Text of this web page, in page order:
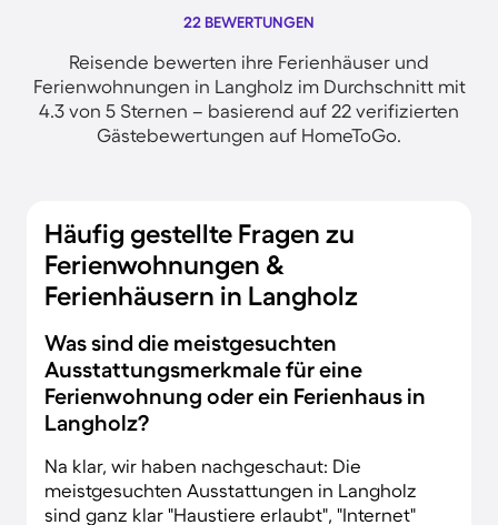
22 BEWERTUNGEN
Reisende bewerten ihre Ferienhäuser und
Ferienwohnungen in Langholz im Durchschnitt mit
4.3 von 5 Sternen – basierend auf 22 verifizierten
Gästebewertungen auf HomeToGo.
Häufig gestellte Fragen zu
Ferienwohnungen &
Ferienhäusern in Langholz
Was sind die meistgesuchten
Ausstattungsmerkmale für eine
Ferienwohnung oder ein Ferienhaus in
Langholz?
Na klar, wir haben nachgeschaut: Die
meistgesuchten Ausstattungen in Langholz
sind ganz klar "Haustiere erlaubt", "Internet"